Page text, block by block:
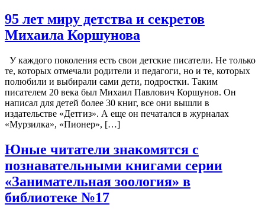
95 лет миру детства и секретов
Михаила Коршунова
У каждого поколения есть свои детские писатели. Не только
те, которых отмечали родители и педагоги, но и те, которых
полюбили и выбирали сами дети, подростки. Таким
писателем 20 века был Михаил Павлович Коршунов. Он
написал для детей более 30 книг, все они вышли в
издательстве «Детгиз». А еще он печатался в журналах
«Мурзилка», «Пионер», […]
Юные читатели знакомятся с
познавательными книгами серии
«Занимательная зоология» в
библиотеке №17